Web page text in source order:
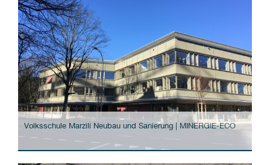
Volksschule Marzili Neubau und Sanierung | MINERGIE-ECO